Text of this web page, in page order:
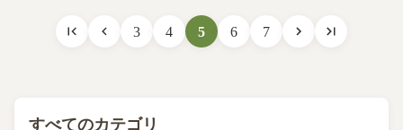
restaurant Product name Honey
Processing Machine Honey
3 4 5 6 7
すべてのカテゴリ